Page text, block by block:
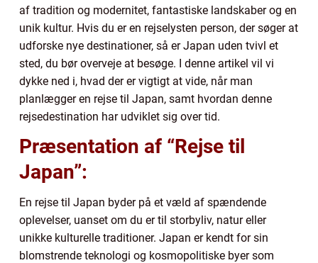
af tradition og modernitet, fantastiske landskaber og en
unik kultur. Hvis du er en rejselysten person, der søger at
udforske nye destinationer, så er Japan uden tvivl et
sted, du bør overveje at besøge. I denne artikel vil vi
dykke ned i, hvad der er vigtigt at vide, når man
planlægger en rejse til Japan, samt hvordan denne
rejsedestination har udviklet sig over tid.
Præsentation af “Rejse til
Japan”:
En rejse til Japan byder på et væld af spændende
oplevelser, uanset om du er til storbyliv, natur eller
unikke kulturelle traditioner. Japan er kendt for sin
blomstrende teknologi og kosmopolitiske byer som